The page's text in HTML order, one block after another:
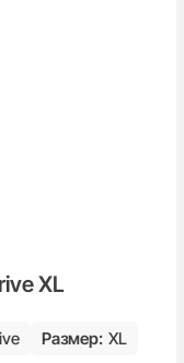
XL
Размер: XL